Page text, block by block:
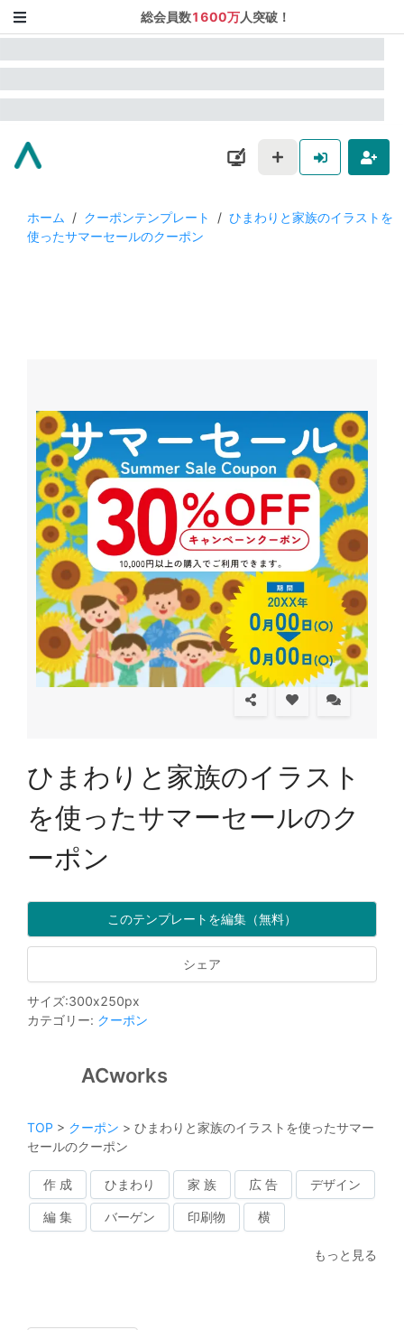
総会員数1600万人突破！
ホーム / クーポンテンプレート / ひまわりと家族のイラストを
使ったサマーセールのクーポン
ひまわりと家族のイラスト
を使ったサマーセールのク
ーポン
このテンプレートを編集（無料）
シェア
サイズ:300x250px
カテゴリー: クーポン
ACworks
TOP > クーポン > ひまわりと家族のイラストを使ったサマー
セールのクーポン
作 成 ひまわり 家 族 広 告 デザイン
編 集 バーゲン 印刷物 横
もっと見る